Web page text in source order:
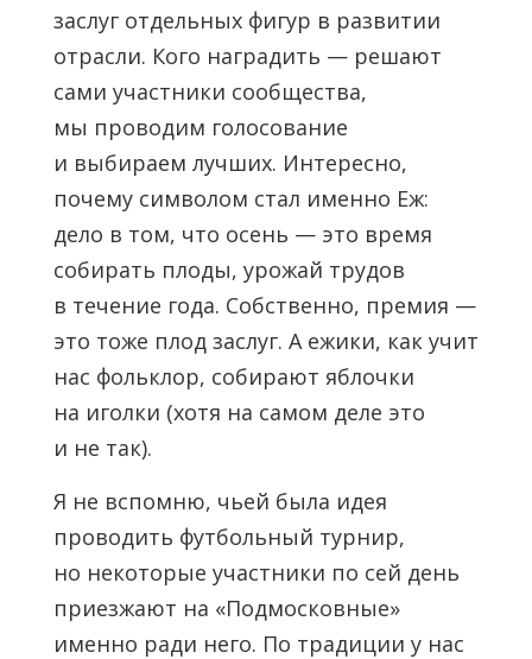
заслуг отдельных фигур в развитии
отрасли. Кого наградить — решают
сами участники сообщества,
мы проводим голосование
и выбираем лучших. Интересно,
почему символом стал именно Еж:
дело в том, что осень — это время
собирать плоды, урожай трудов
в течение года. Собственно, премия —
это тоже плод заслуг. А ежики, как учит
нас фольклор, собирают яблочки
на иголки (хотя на самом деле это
и не так).
Я не вспомню, чьей была идея
проводить футбольный турнир,
но некоторые участники по сей день
приезжают на «Подмосковные»
именно ради него. По традиции у нас